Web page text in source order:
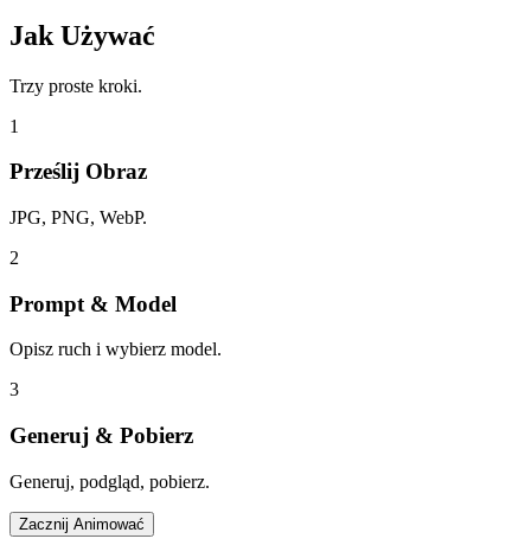
Jak Używać
Trzy proste kroki.
1
Prześlij Obraz
JPG, PNG, WebP.
2
Prompt & Model
Opisz ruch i wybierz model.
3
Generuj & Pobierz
Generuj, podgląd, pobierz.
Zacznij Animować